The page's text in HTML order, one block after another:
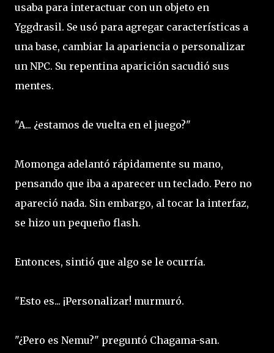
usaba para interactuar con un objeto en
Yggdrasil. Se usó para agregar características a
una base, cambiar la apariencia o personalizar
un NPC. Su repentina aparición sacudió sus
mentes.
"A... ¿estamos de vuelta en el juego?"
Momonga adelantó rápidamente su mano,
pensando que iba a aparecer un teclado. Pero no
apareció nada. Sin embargo, al tocar la interfaz,
se hizo un pequeño flash.
Entonces, sintió que algo se le ocurría.
"Esto es... ¡Personalizar! murmuró.
"¿Pero es Nemu?" preguntó Chagama-san.